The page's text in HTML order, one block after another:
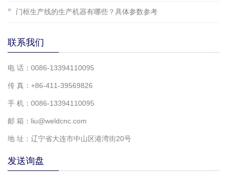
门框生产线的生产机器有哪些？具体参数参考
联系我们
电 话：0086-13394110095
传 真：+86-411-39569826
手 机：0086-13394110095
邮 箱：liu@weldcnc.com
地 址：辽宁省大连市中山区港湾街20号
发送询盘